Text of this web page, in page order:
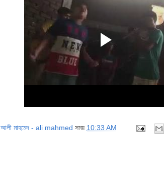
আলী মাহমেদ - ali mahmed সময় 10:33 AM